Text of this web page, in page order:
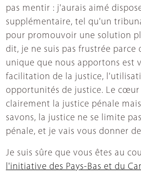
pas mentir : j'aurais aimé
supplémentaire, tel qu'un
pour promouvoir une solution
dit, je ne suis pas frustrée parce
unique que nous apportons est
facilitation de la justice,
opportunités de justice. Le
clairement la justice pénale
savons, la justice ne se limite
pénale, et je vais vous donner
Je suis sûre que vous êtes au
l'initiative des Pays-Bas et du